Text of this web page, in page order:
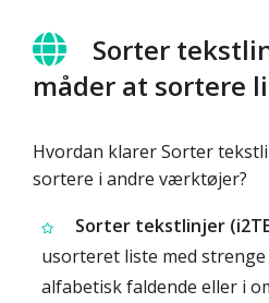
Sorter
måder at sortere
Hvordan klarer Sorter
sortere i andre værktøjer?
Sorter tekstlinjer
usorteret liste med
alfabetisk faldende eller i